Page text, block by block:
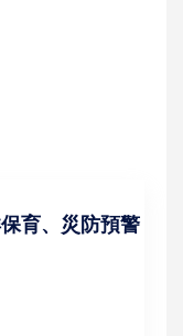
育、災防預警